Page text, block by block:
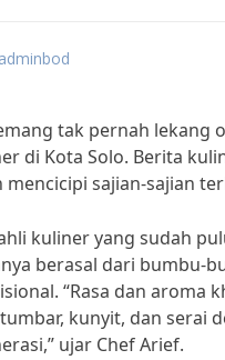
adminbod
tak pernah
di Kota Solo. Berita
sajian-sajian
kuliner yang sudah
berasal dari bumbu-
“Rasa dan
kunyit, dan serai
ujar Chef Arief.